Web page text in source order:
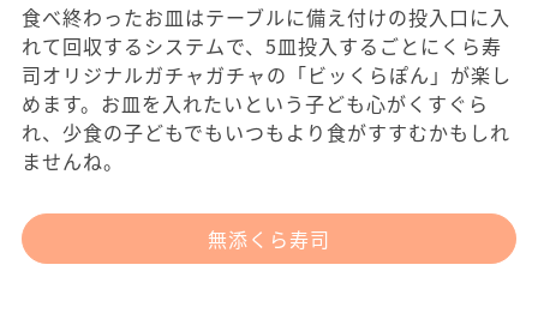
食べ終わったお皿はテーブルに備え付けの投入口に入
れて回収するシステムで、5皿投入するごとにくら寿
司オリジナルガチャガチャの「ビッくらぽん」が楽し
めます。お皿を入れたいという子ども心がくすぐら
れ、少食の子どもでもいつもより食がすすむかもしれ
ませんね。
無添くら寿司